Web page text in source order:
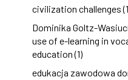
civilization challenges
Dominika Goltz-
use of e-learning in
education (1)
edukacja zawodowa